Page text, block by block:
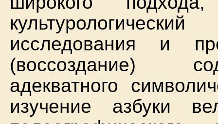
исследования и
(воссоздание)
адекватного
изучение азбуки